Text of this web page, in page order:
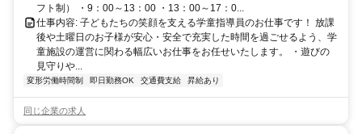
フト制） ・9：00～13：00 ・13：00～17：0...
仕事内容: 子どもたちの笑顔を支える学童指導員のお仕事です！ 放課
後や土曜日のお子様が安心・安全で充実した時間を過ごせるよう、学
童施設の運営に関わる幅広いお仕事をお任せいたします。 ・遊びの
見守りや...
変形労働時間制 即日勤務OK 交通費支給 昇給あり
同じ企業の求人